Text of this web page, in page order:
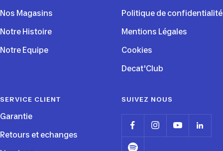
Nos Magasins
Notre Histoire
Notre Equipe
Politique de confidentialité
Mentions Légales
Cookies
Decat'Club
SERVICE CLIENT
Garantie
Retours et echanges
SUIVEZ NOUS